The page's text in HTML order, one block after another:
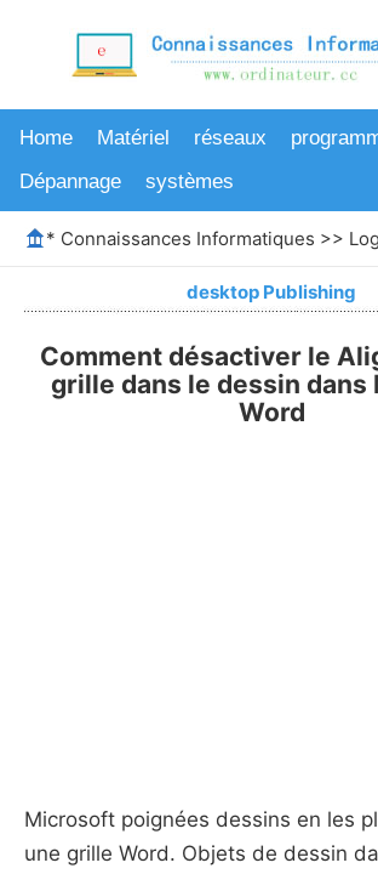
Home Matériel réseaux
Dépannage
systèmes
* Connaissances Informatiques >>
desktop Publishing
Comment désactiver le
grille dans le dessin dans
Word
Microsoft poignées dessins en les
une grille Word. Objets de dessin